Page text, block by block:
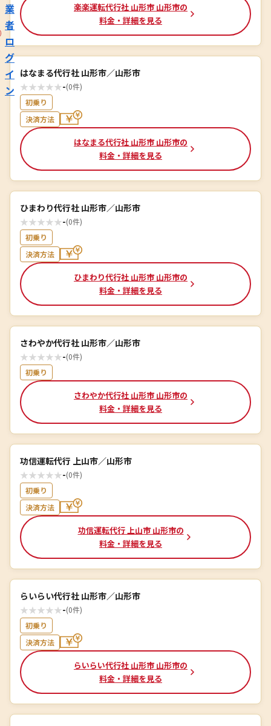
業
者
ロ
グ
イ
ン
楽楽運転代行社 山形市 山形市の
料金・詳細を見る
はなまる代行社 山形市／山形市
★★★★★-(0件)
初乗り
決済方法
はなまる代行社 山形市 山形市の
料金・詳細を見る
ひまわり代行社 山形市／山形市
★★★★★-(0件)
初乗り
決済方法
ひまわり代行社 山形市 山形市の
料金・詳細を見る
さわやか代行社 山形市／山形市
★★★★★-(0件)
初乗り
さわやか代行社 山形市 山形市の
料金・詳細を見る
功信運転代行 上山市／山形市
★★★★★-(0件)
初乗り
決済方法
功信運転代行 上山市 山形市の
料金・詳細を見る
らいらい代行社 山形市／山形市
★★★★★-(0件)
初乗り
決済方法
らいらい代行社 山形市 山形市の
料金・詳細を見る